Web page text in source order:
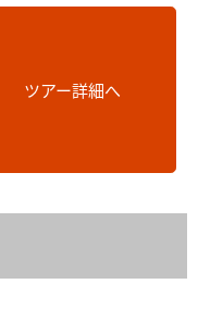
ツアー詳細へ